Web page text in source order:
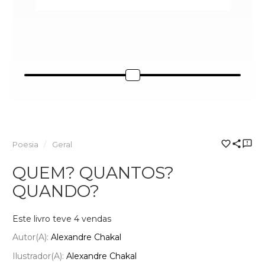
Poesia Geral
QUEM? QUANTOS?
QUANDO?
Este livro teve 4 vendas
Autor(a): Alexandre Chakal
Ilustrador(a): Alexandre Chakal